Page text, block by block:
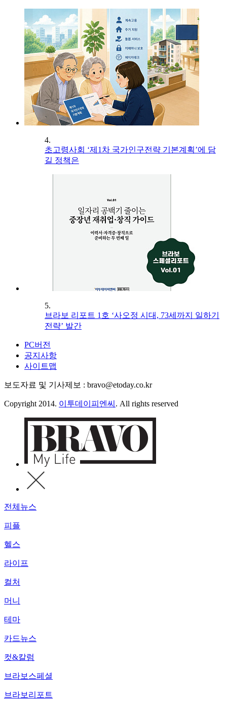
4.
초고령사회 ‘제1차 국가인구전략 기본계획’에 담
길 정책은
5.
브라보 리포트 1호 ‘사오정 시대, 73세까지 일하기
전략’ 발간
PC버전
공지사항
사이트맵
보도자료 및 기사제보 : bravo@etoday.co.kr
Copyright 2014. 이투데이피엔씨 . All rights reserved
전체뉴스
피플
헬스
라이프
컬처
머니
테마
카드뉴스
컷&칼럼
브라보스페셜
브라보리포트